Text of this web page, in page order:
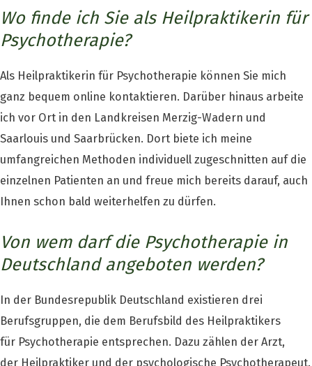
Wo finde ich Sie als Heilpraktikerin für
Psychotherapie?
Als Heilpraktikerin für Psychotherapie können Sie mich
ganz bequem online kontaktieren. Darüber hinaus arbeite
ich vor Ort in den Landkreisen Merzig-Wadern und
Saarlouis und Saarbrücken. Dort biete ich meine
umfangreichen Methoden individuell zugeschnitten auf die
einzelnen Patienten an und freue mich bereits darauf, auch
Ihnen schon bald weiterhelfen zu dürfen.
Von wem darf die Psychotherapie in
Deutschland angeboten werden?
In der Bundesrepublik Deutschland existieren drei
Berufsgruppen, die dem Berufsbild des Heilpraktikers
für Psychotherapie entsprechen. Dazu zählen der Arzt,
der Heilpraktiker und der psychologische Psychotherapeut.